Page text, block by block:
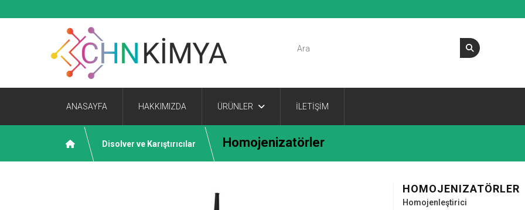
ANASAYFA HAKKIMIZDA ÜRÜNLER İLETİŞİM
Disolver ve Karıştırıcılar Homojenizatörler
HOMOJENIZATÖRLER
Homojenleştirici